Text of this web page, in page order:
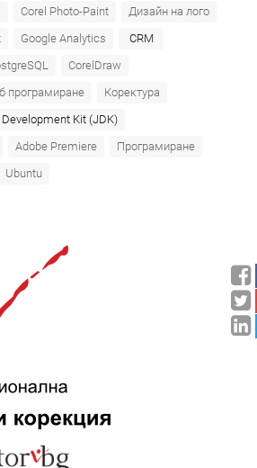
Corel Photo-Paint
Дизайн на лого
Google Analytics
CRM
CorelDraw
програмиране
Коректура
Kit (JDK)
Adobe Premiere
Програмиране
Ubuntu